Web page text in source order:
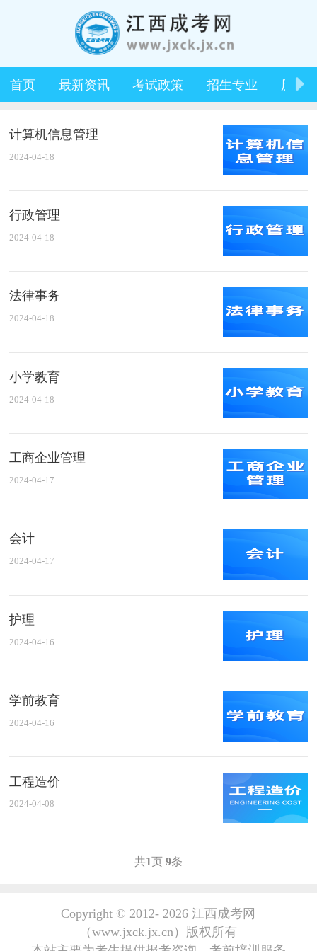
首页 最新资讯 考试政策 招生专业 历年
计算机信息管理
2024-04-18
行政管理
2024-04-18
法律事务
2024-04-18
小学教育
2024-04-18
工商企业管理
2024-04-17
会计
2024-04-17
护理
2024-04-16
学前教育
2024-04-16
工程造价
2024-04-08
共1页 9条
Copyright © 2012- 2026 江西成考网
（www.jxck.jx.cn）版权所有